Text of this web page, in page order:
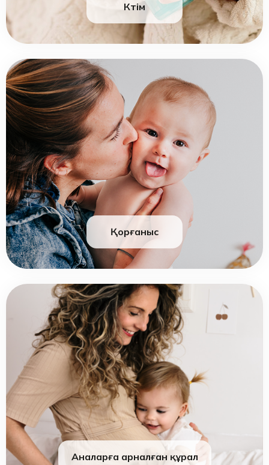
Күтім
Қорғаныс
Аналарға арналған құрал